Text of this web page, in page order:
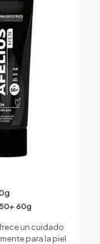
60g
un cuidado
para la piel